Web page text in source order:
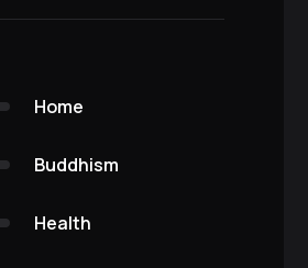
Home
Buddhism
Health